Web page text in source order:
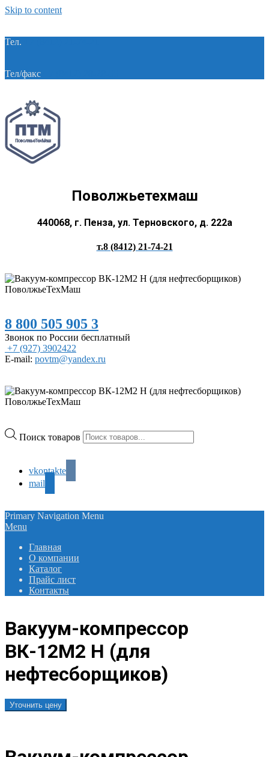
Skip to content
Тел.
Тел/факс
Поволжьетехмаш
440068, г. Пенза, ул. Терновского, д. 222а
т.8 (8412) 21-74-21
8 800 505 905 3
Звонок по России бесплатный
+7 (927) 3902422
E-mail: povtm@yandex.ru
Поиск товаров
vkontakte
mail
Primary Navigation Menu
Menu
Главная
О компании
Каталог
Прайс лист
Контакты
Вакуум-компрессор
ВК-12М2 Н (для
нефтесборщиков)
Уточнить цену